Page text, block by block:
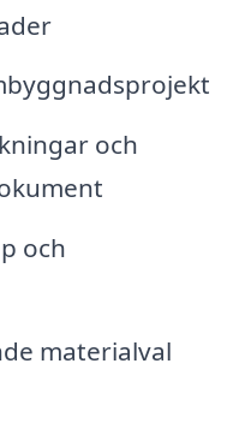
och
och
materialval